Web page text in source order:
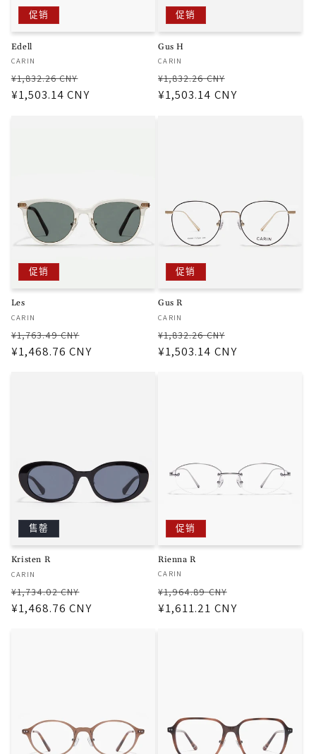
促销
Edell
厂
商：
CARIN
常
规
¥1,832.26 CNY
销
¥1,503.14 CNY
促销
Gus H
厂
商：
CARIN
常
规
¥1,832.26 CNY
销
¥1,503.14 CNY
促销
Les
厂
商：
CARIN
常
规
¥1,763.49 CNY
销
¥1,468.76 CNY
促销
Gus R
厂
商：
CARIN
常
规
¥1,832.26 CNY
销
¥1,503.14 CNY
售罄
Kristen R
厂
商：
CARIN
常
规
¥1,734.02 CNY
销
¥1,468.76 CNY
促销
Rienna R
厂
商：
CARIN
常
规
¥1,964.89 CNY
销
¥1,611.21 CNY